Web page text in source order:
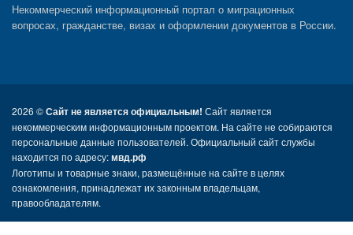
Некоммерческий информационный портал о миграционных
вопросах, гражданстве, визах и оформлении документов в России.
2026 ©Сайт не является официальным! Сайт является
некоммерческим информационным проектом. На сайте не собираются
персональные данные пользователей. Официальный сайт службы
находится по адресу:мвд.рф
Логотипы и товарные знаки, размещённые на сайте в целях
ознакомления, принадлежат их законным владельцам,
правообладателям.